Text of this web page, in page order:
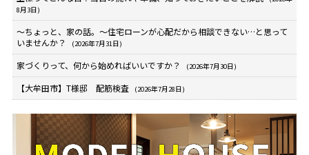
8月3日)
～ちょっと、家の話。～住宅ローンが心配だから相談できない…と思って
いませんか？
(2026年7月31日)
家づくりって、何から始めればいいですか？ (2026年7月30日)
【大牟田市】T様邸 配筋検査 (2026年7月28日)